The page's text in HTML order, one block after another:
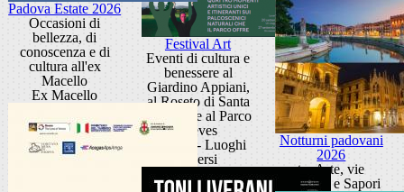
Festival Art
Eventi di cultura e
benessere al
Giardino Appiani,
al Roseto di Santa
Giustina e al Parco
Treves
Padova - Luoghi
diversi
Padova Estate 2026
Occasioni di
bellezza, di
conoscenza e di
cultura all'ex
Macello
Ex Macello
Notturni padovani
2026
tra Arte, vie
d'Acqua e Sapori